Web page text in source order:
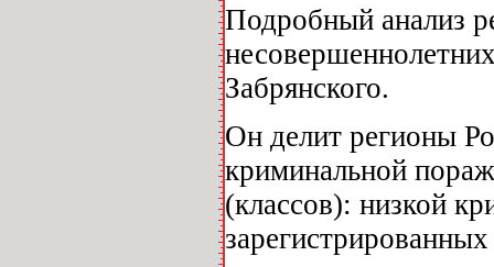
Подробный анализ
Забрянского.
Он делит регионы
криминальной
(классов): низкой